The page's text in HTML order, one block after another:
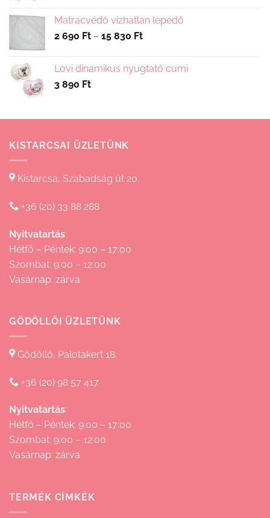
Matracvédő vízhatlan lepedő
2 690 Ft – 15 830 FtÁrtartomány:
-
Lovi dinamikus nyugtató cumi
3 890 Ft
KISTARCSAI ÜZLETÜNK
Kistarcsa, Szabadság út 20.
+36 (20) 33 88 288
Nyitvatartás:
Hétfő – Péntek: 9:00 – 17:00
Szombat: 9:00 – 12:00
Vasárnap: zárva
GÖDÖLLŐI ÜZLETÜNK
Gödöllő, Palotakert 18.
+36 (20) 98 57 417
Nyitvatartás:
Hétfő – Péntek: 9:00 – 17:00
Szombat: 9:00 – 12:00
Vasárnap: zárva
TERMÉK CÍMKÉK